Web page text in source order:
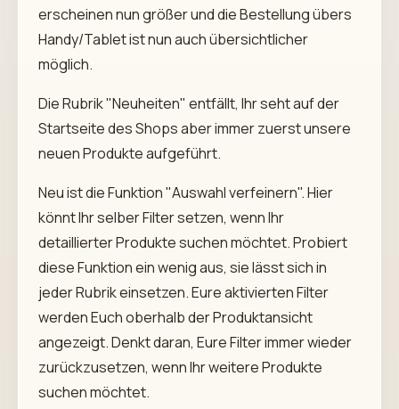
erscheinen nun größer und die Bestellung übers
Handy/Tablet ist nun auch übersichtlicher
möglich.
Die Rubrik "Neuheiten" entfällt, Ihr seht auf der
Startseite des Shops aber immer zuerst unsere
neuen Produkte aufgeführt.
Neu ist die Funktion "Auswahl verfeinern". Hier
könnt Ihr selber Filter setzen, wenn Ihr
detaillierter Produkte suchen möchtet. Probiert
diese Funktion ein wenig aus, sie lässt sich in
jeder Rubrik einsetzen. Eure aktivierten Filter
werden Euch oberhalb der Produktansicht
angezeigt. Denkt daran, Eure Filter immer wieder
zurückzusetzen, wenn Ihr weitere Produkte
suchen möchtet.